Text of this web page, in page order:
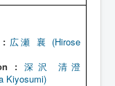
: 広瀬 襄 (Hirose
: 深沢 清澄
Kiyosumi)